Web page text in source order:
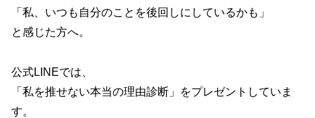
「私、いつも自分のことを後回しにしているかも」
と感じた方へ。
公式LINEでは、
「私を推せない本当の理由診断」をプレゼントしていま
す。